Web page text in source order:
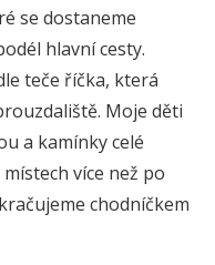
se dostaneme
hlavní cesty.
teče říčka, která
Moje děti
a kamínky celé
více než po
chodníčkem